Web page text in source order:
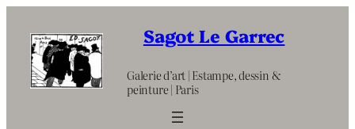
contenu
Sagot Le Garrec
Galerie d’art | Estampe, dessin &
peinture | Paris